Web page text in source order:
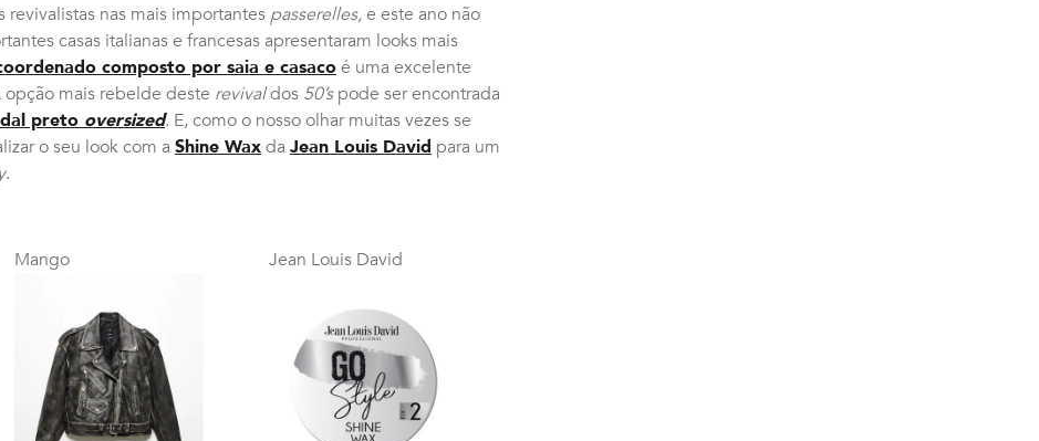
revivalistas nas mais importantes passerelles,e este ano não
casas italianas e francesas apresentaram looks mais
composto por saia e casacoé uma excelente
opção mais rebelde deste revivaldos 50’spode ser encontrada
preto oversized. E, como o nosso olhar muitas vezes se
o seu look com a Shine Waxda Jean Louis David para um
.
Mango Jean Louis David